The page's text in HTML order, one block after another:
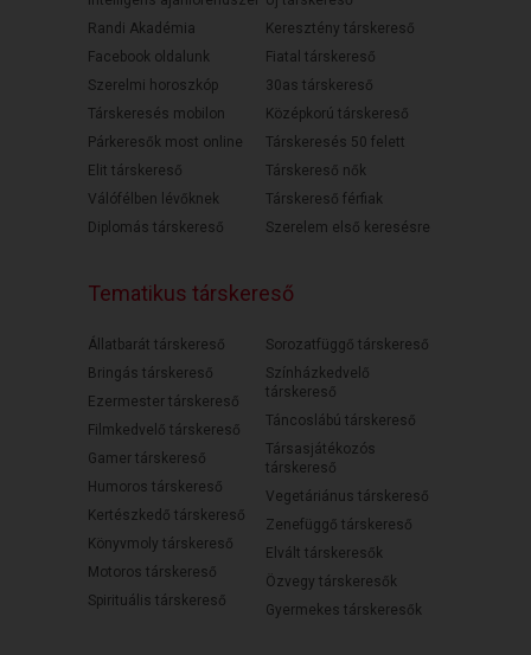
Randi Akadémia
Facebook oldalunk
Szerelmi horoszkóp
Társkeresés mobilon
Párkeresők most online
Elit társkereső
Válófélben lévőknek
Diplomás társkereső
Keresztény társkereső
Fiatal társkereső
30as társkereső
Középkorú társkereső
Társkeresés 50 felett
Társkereső nők
Társkereső férfiak
Szerelem első keresésre
Tematikus társkereső
Állatbarát társkereső
Bringás társkereső
Ezermester társkereső
Filmkedvelő társkereső
Gamer társkereső
Humoros társkereső
Kertészkedő társkereső
Könyvmoly társkereső
Motoros társkereső
Spirituális társkereső
Sorozatfüggő társkereső
Színházkedvelő
társkereső
Táncoslábú társkereső
Társasjátékozós
társkereső
Vegetáriánus társkereső
Zenefüggő társkereső
Elvált társkeresők
Özvegy társkeresők
Gyermekes társkeresők